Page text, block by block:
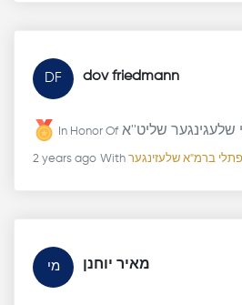
DF dov friedmann
In Honor Of שלעגינגער שליט''א
2 years ago With
מי מאיר יוחנן